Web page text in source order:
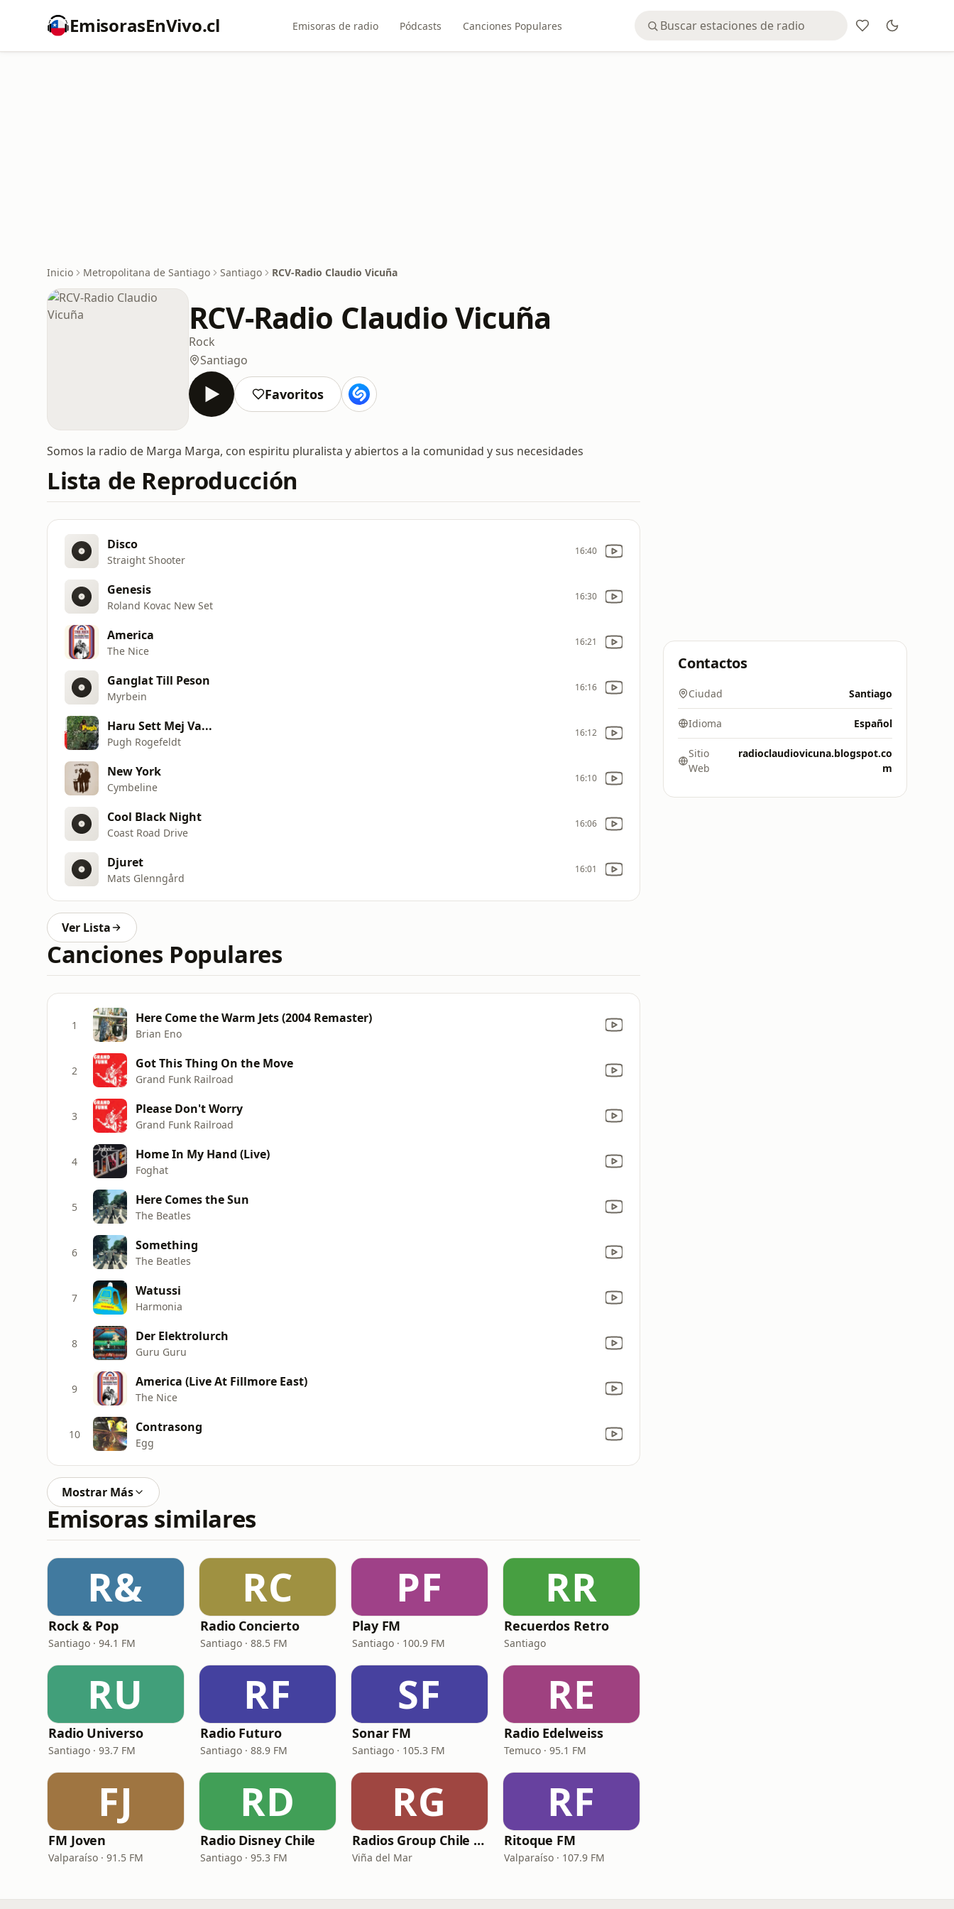
EmisorasEnVivo.cl Emisoras de radio Pódcasts Canciones Populares
Inicio Metropolitana de Santiago Santiago RCV-Radio Claudio Vicuña
RCV-Radio Claudio Vicuña
Rock
Santiago
Favoritos
Somos la radio de Marga Marga, con espiritu pluralista y abiertos a la comunidad y sus necesidades
Lista de Reproducción
Disco
Straight Shooter
16:40
Genesis
Roland Kovac New Set
16:30
America
The Nice
16:21
Ganglat Till Peson
Myrbein
16:16
Haru Sett Mej Va...
Pugh Rogefeldt
16:12
New York
Cymbeline
16:10
Cool Black Night
Coast Road Drive
16:06
Djuret
Mats Glenngård
16:01
Ver Lista
Canciones Populares
1 Here Come the Warm Jets (2004 Remaster)
Brian Eno
2 Got This Thing On the Move
Grand Funk Railroad
3 Please Don't Worry
Grand Funk Railroad
4 Home In My Hand (Live)
Foghat
5 Here Comes the Sun
The Beatles
6 Something
The Beatles
7 Watussi
Harmonia
8 Der Elektrolurch
Guru Guru
9 America (Live At Fillmore East)
The Nice
10 Contrasong
Egg
Mostrar Más
Emisoras similares
R&
Rock & Pop
Santiago · 94.1 FM
RC
Radio Concierto
Santiago · 88.5 FM
PF
Play FM
Santiago · 100.9 FM
RR
Recuerdos Retro
Santiago
RU
Radio Universo
Santiago · 93.7 FM
RF
Radio Futuro
Santiago · 88.9 FM
SF
Sonar FM
Santiago · 105.3 FM
RE
Radio Edelweiss
Temuco · 95.1 FM
FJ
FM Joven
Valparaíso · 91.5 FM
RD
Radio Disney Chile
Santiago · 95.3 FM
RG
Radios Group Chile - Estación 2000
Viña del Mar
RF
Ritoque FM
Valparaíso · 107.9 FM
Contactos
Ciudad Santiago
Idioma Español
Sitio
Web
radioclaudiovicuna.blogspot.co
m